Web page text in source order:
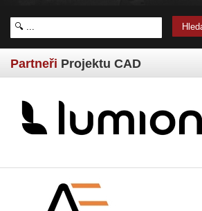
Partneři Projektu CAD